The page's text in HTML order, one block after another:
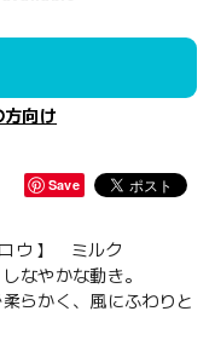
方向け
Save
ロウ 】 ミルク
なやかな動き。
らかく、風にふわりと